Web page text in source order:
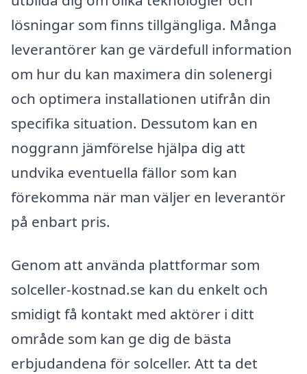
lösningar som finns tillgängliga. Många
leverantörer kan ge värdefull information
om hur du kan maximera din solenergi
och optimera installationen utifrån din
specifika situation. Dessutom kan en
noggrann jämförelse hjälpa dig att
undvika eventuella fällor som kan
förekomma när man väljer en leverantör
på enbart pris.
Genom att använda plattformar som
solceller-kostnad.se kan du enkelt och
smidigt få kontakt med aktörer i ditt
område som kan ge dig de bästa
erbjudandena för solceller. Att ta det